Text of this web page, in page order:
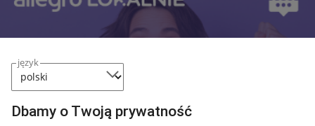
język
Dbamy o Twoją prywatność